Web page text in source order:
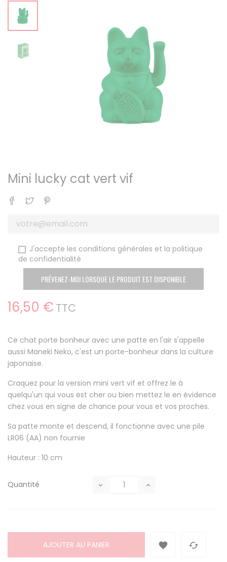
Mini lucky cat vert vif
Partager
Tweet
J'accepte les conditions générales et la politique
de confidentialité
PRÉVENEZ-MOI LORSQUE LE PRODUIT EST DISPONIBLE
16,50 € TTC
Ce chat porte bonheur avec une patte en l'air s'appelle
aussi Maneki Neko, c'est un porte-bonheur dans la culture
japonaise.
Craquez pour la version mini vert vif et offrez le à
quelqu'un qui vous est cher ou bien mettez le en évidence
chez vous en signe de chance pour vous et vos proches.
Sa patte monte et descend, il fonctionne avec une pile
LR06 (AA) non fournie
Hauteur : 10 cm
Quantité
AJOUTER AU PANIER  